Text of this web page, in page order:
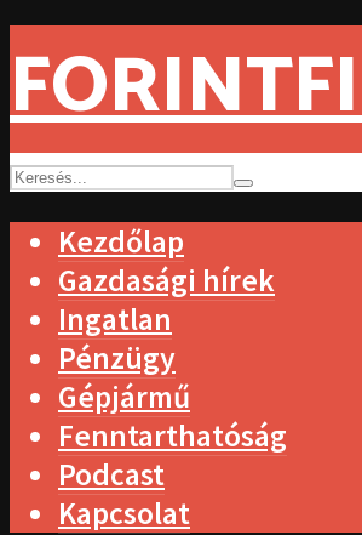
Kezdőlap
Gazdasági hírek
Ingatlan
Pénzügy
Gépjármű
Fenntarthatóság
Podcast
Kapcsolat